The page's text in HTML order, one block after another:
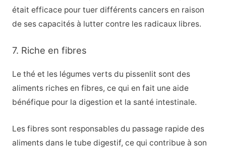
était efficace pour tuer différents cancers en raison
de ses capacités à lutter contre les radicaux libres.
7. Riche en fibres
Le thé et les légumes verts du pissenlit sont des
aliments riches en fibres, ce qui en fait une aide
bénéfique pour la digestion et la santé intestinale.
Les fibres sont responsables du passage rapide des
aliments dans le tube digestif, ce qui contribue à son